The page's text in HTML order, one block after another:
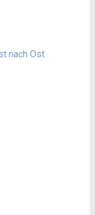
nach Ost